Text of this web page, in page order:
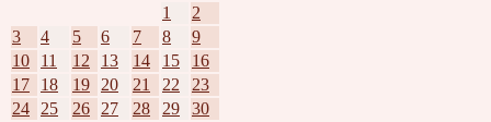
1
2
3
4 5 6 7 8
9
10
11 12 13 14 15
16
17
18 19 20 21 22
23
24
25 26 27 28 29
30